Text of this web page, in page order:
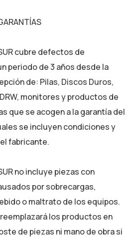
cubre defectos de
periodo de 3 años desde la
de: Pilas, Discos Duros,
monitores y productos de
que se acogen a la garantía del
se incluyen condiciones y
fabricante.
no incluye piezas con
por sobrecargas,
o maltrato de los equipos.
reemplazará los productos en
de piezas ni mano de obra si